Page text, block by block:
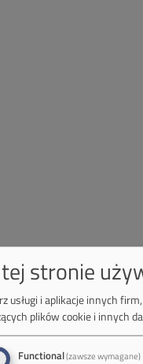
stronie
usługi i aplikacje innych
plików cookie i innych
Functional(zawsze wymagane)